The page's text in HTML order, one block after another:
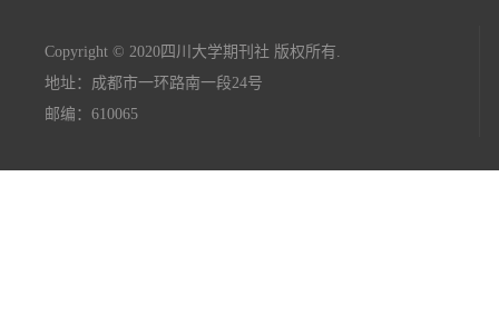
Copyright © 2020四川大学期刊社 版权所有.
地址：成都市一环路南一段24号
邮编：610065